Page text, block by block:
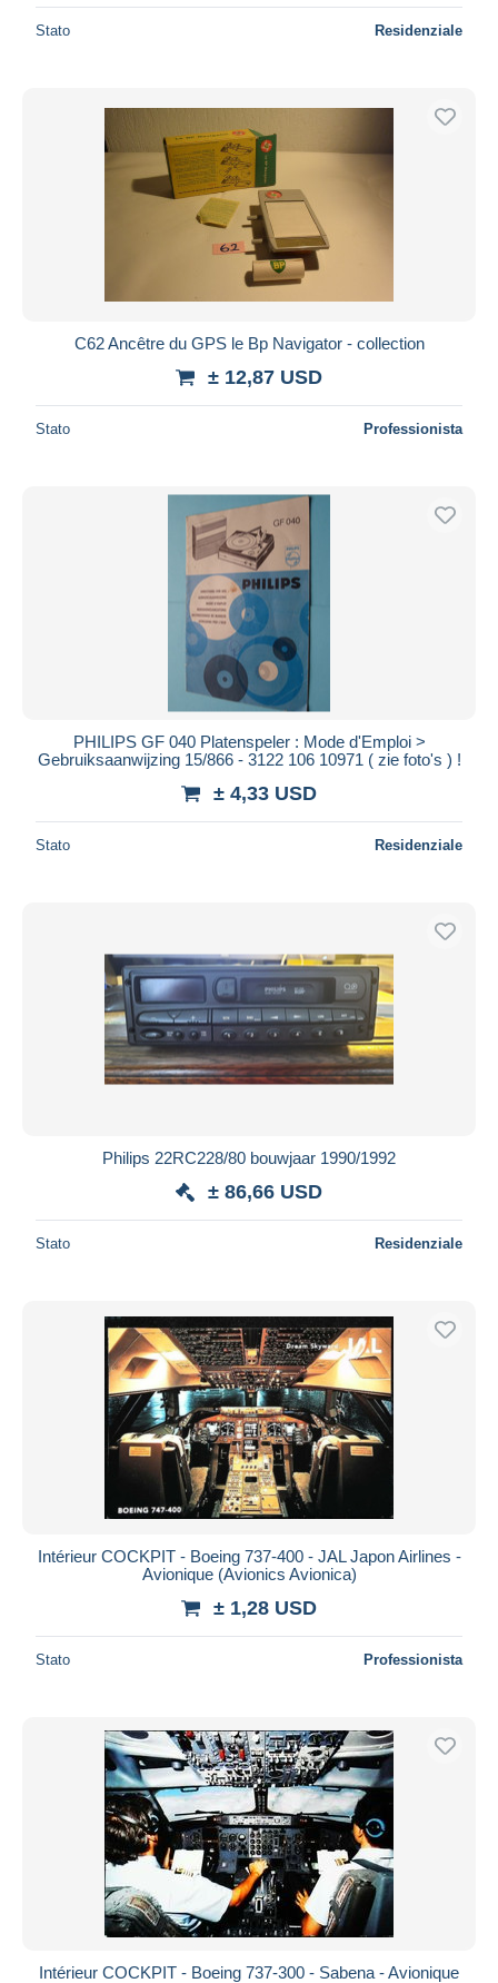
Stato Residenziale
C62 Ancêtre du GPS le Bp Navigator - collection
± 12,87 USD
Stato Professionista
PHILIPS GF 040 Platenspeler : Mode d'Emploi >
Gebruiksaanwijzing 15/866 - 3122 106 10971 ( zie foto's ) !
± 4,33 USD
Stato Residenziale
Philips 22RC228/80 bouwjaar 1990/1992
± 86,66 USD
Stato Residenziale
Intérieur COCKPIT - Boeing 737-400 - JAL Japon Airlines -
Avionique (Avionics Avionica)
± 1,28 USD
Stato Professionista
Intérieur COCKPIT - Boeing 737-300 - Sabena - Avionique